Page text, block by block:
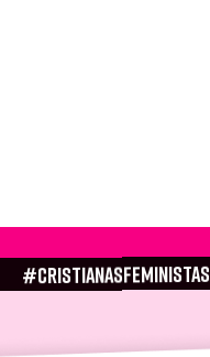
#CRISTIANASFEMINISTAS